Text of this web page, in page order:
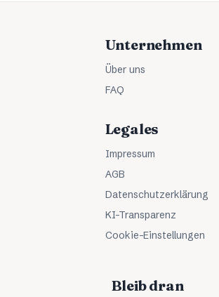
Unternehmen
Über uns
FAQ
Legales
Impressum
AGB
Datenschutzerklärung
KI-Transparenz
Cookie-Einstellungen
Bleib dran